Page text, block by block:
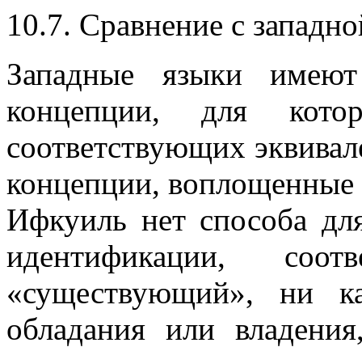
10.7. Сравнение с
Западные языки
концепции, для
соответствующих
концепции, воплощенные
Ифкуиль нет способа
идентификации,
«существующий», ни
обладания или